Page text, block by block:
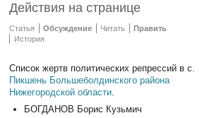
Действия на странице
Статья Обсуждение Читать
Править
История
Список жертв политических репрессий в с.
Пикшень Большеболдинского района
Нижегородской области.
БОГДАНОВ Борис Кузьмич